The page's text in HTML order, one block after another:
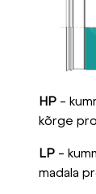
HP -
kõrge
LP -
madala